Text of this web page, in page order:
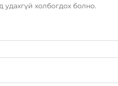
удахгүй холбогдох болно.